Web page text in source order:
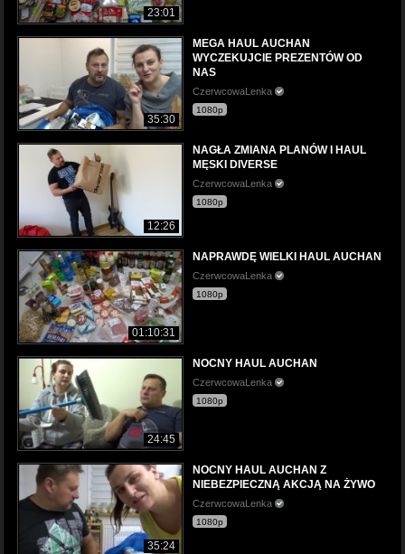
23:01
35:30
MEGA HAUL AUCHAN
WYCZEKUJCIE PREZENTÓW OD
NAS
CzerwcowaLenka
1080p
12:26
NAGŁA ZMIANA PLANÓW I HAUL
MĘSKI DIVERSE
CzerwcowaLenka
1080p
01:10:31
NAPRAWDĘ WIELKI HAUL AUCHAN
CzerwcowaLenka
1080p
24:45
NOCNY HAUL AUCHAN
CzerwcowaLenka
1080p
35:24
NOCNY HAUL AUCHAN Z
NIEBEZPIECZNĄ AKCJĄ NA ŻYWO
CzerwcowaLenka
1080p